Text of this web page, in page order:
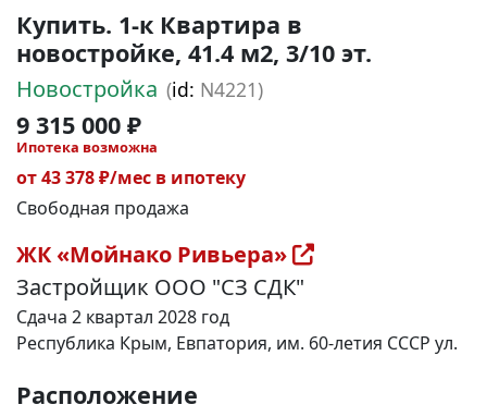
Купить. 1-к Квартира в
новостройке, 41.4 м2, 3/10 эт.
Новостройка (id: N4221)
9 315 000 ₽
Ипотека возможна
от 43 378 ₽/мес в ипотеку
Свободная продажа
ЖК «Мойнако Ривьера»
Застройщик ООО "СЗ СДК"
Сдача 2 квартал 2028 год
Республика Крым, Евпатория, им. 60-летия СССР ул.
Расположение